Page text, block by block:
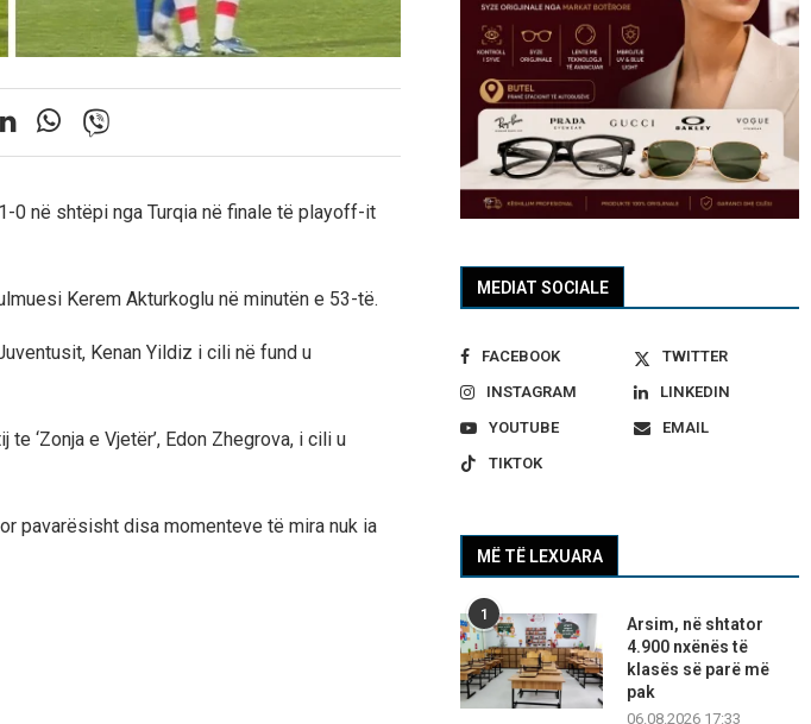
0 në shtëpi nga Turqia në finale të playoff-it
Kerem Akturkoglu në minutën e 53-të.
Kenan Yildiz i cili në fund u
‘Zonja e Vjetër’, Edon Zhegrova, i cili u
pavarësisht disa momenteve të mira nuk ia
MEDIAT SOCIALE
FACEBOOK
TWITTER
INSTAGRAM
LINKEDIN
YOUTUBE
EMAIL
TIKTOK
MË TË LEXUARA
1
Arsim, në shtator
4.900 nxënës të
klasës së parë më
pak
06.08.2026 17:33